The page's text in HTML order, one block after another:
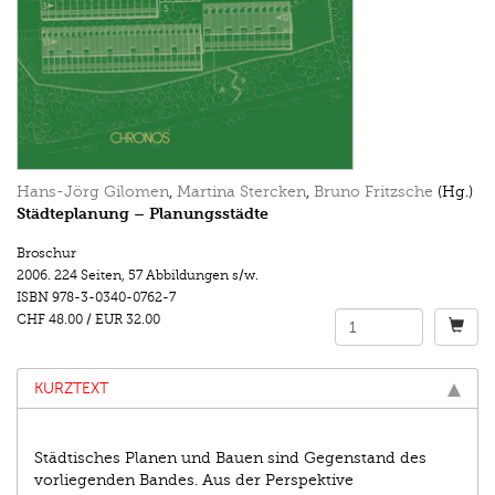
Hans-Jörg Gilomen, Martina Stercken, Bruno Fritzsche (Hg.)
Städteplanung – Planungsstädte
Broschur
2006. 224 Seiten, 57 Abbildungen s/w.
ISBN 978-3-0340-0762-7
CHF 48.00 / EUR 32.00
KURZTEXT
Städtisches Planen und Bauen sind Gegenstand des
vorliegenden Bandes. Aus der Perspektive